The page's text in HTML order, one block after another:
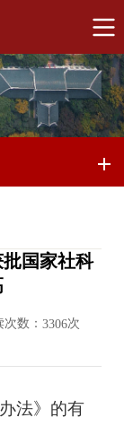
国家社科
数： 3306次
法》的有